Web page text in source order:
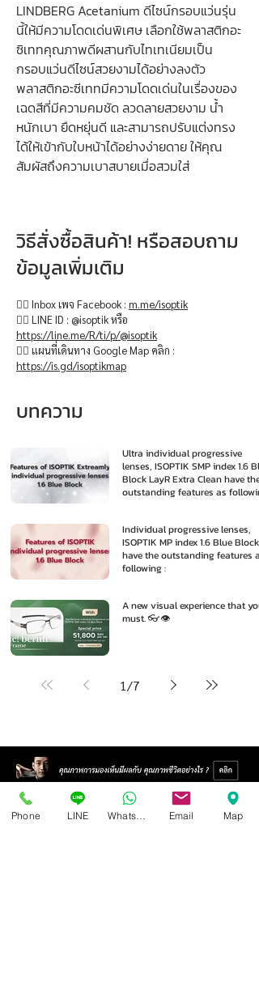
LINDBERG Acetanium ดีไซน์กรอบแว่นรุ่น
นี้ให้มีความโดดเด่นพิเศษ เลือกใช้พลาสติกอะ
ซิเททคุณภาพดีผสานกับไทเทเนียมเป็น
กรอบแว่นดีไซน์สวยงามได้อย่างลงตัว
พลาสติกอะซีเททมีความโดดเด่นในเรื่องของ
เฉดสีที่มีความคมชัด ลวดลายสวยงาม น้ำ
หนักเบา ยืดหยุ่นดี และสามารถปรับแต่งทรง
ได้ให้เข้ากับใบหน้าได้อย่างง่ายดาย ให้คุณ
สัมผัสถึงความเบาสบายเมื่อสวมใส่
วิธีสั่งซื้อสินค้า! หรือสอบถาม
ข้อมูลเพิ่มเติม
👉🏻 Inbox เพจ Facebook : m.me/isoptik
👉🏻 LINE ID : @isoptik หรือ
https://line.me/R/ti/p/@isoptik
👉🏻 แผนที่เดินทาง Google Map คลิก :
https://is.gd/isoptikmap
บทความ
Ultra individual progressive
lenses, ISOPTIK SMP index 1.6
Block LayR Extra Clean have the
outstanding features as
Individual progressive lenses,
ISOPTIK MP index 1.6 Blue Block
have the outstanding features as
following :
A new visual experience that you
must. 👓👁️
1/7
Phone LINE Email Map